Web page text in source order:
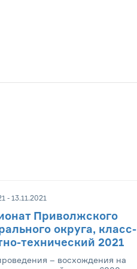
- 13.11.2021
Приволжского
округа, класс-
технический 2021
– восхождения на